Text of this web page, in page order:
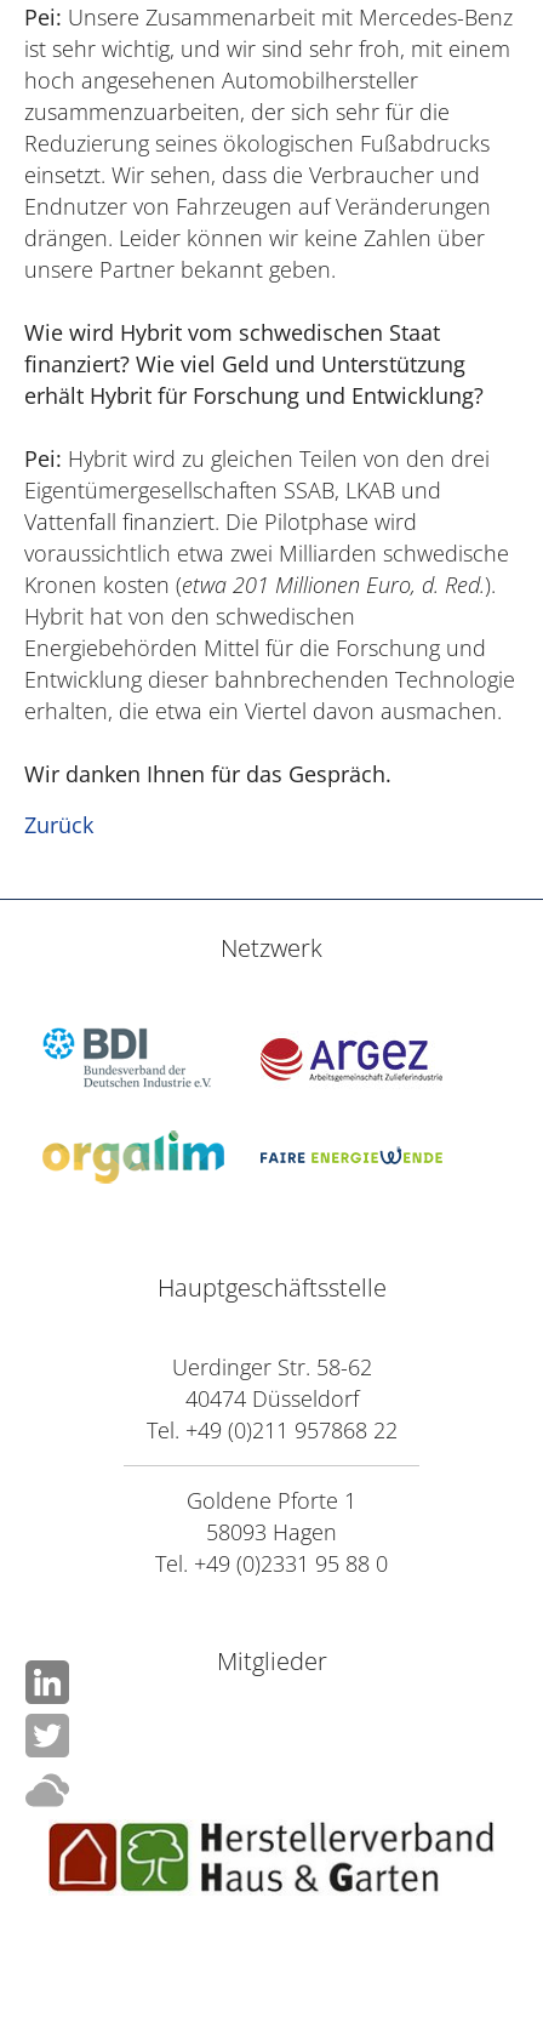
Pei: Unsere Zusammenarbeit mit Mercedes-Benz
ist sehr wichtig, und wir sind sehr froh, mit einem
hoch angesehenen Automobilhersteller
zusammenzuarbeiten, der sich sehr für die
Reduzierung seines ökologischen Fußabdrucks
einsetzt. Wir sehen, dass die Verbraucher und
Endnutzer von Fahrzeugen auf Veränderungen
drängen. Leider können wir keine Zahlen über
unsere Partner bekannt geben.
Wie wird Hybrit vom schwedischen Staat
finanziert? Wie viel Geld und Unterstützung
erhält Hybrit für Forschung und Entwicklung?
Pei: Hybrit wird zu gleichen Teilen von den drei
Eigentümergesellschaften SSAB, LKAB und
Vattenfall finanziert. Die Pilotphase wird
voraussichtlich etwa zwei Milliarden schwedische
Kronen kosten (etwa 201 Millionen Euro, d. Red.).
Hybrit hat von den schwedischen
Energiebehörden Mittel für die Forschung und
Entwicklung dieser bahnbrechenden Technologie
erhalten, die etwa ein Viertel davon ausmachen.
Wir danken Ihnen für das Gespräch.
Zurück
Netzwerk
Hauptgeschäftsstelle
Uerdinger Str. 58-62
40474 Düsseldorf
Tel. +49 (0)211 957868 22
Goldene Pforte 1
58093 Hagen
Tel. +49 (0)2331 95 88 0
Mitglieder